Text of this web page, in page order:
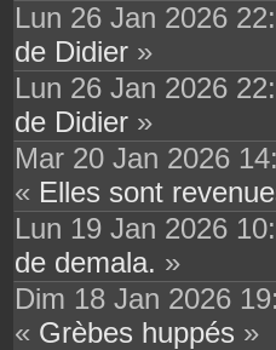
Lun 26 Jan 2026
de Didier »
Lun 26 Jan 2026
de Didier »
Mar 20 Jan 2026
« Elles sont
Lun 19 Jan 2026
de demala. »
Dim 18 Jan 2026
« Grèbes huppés »